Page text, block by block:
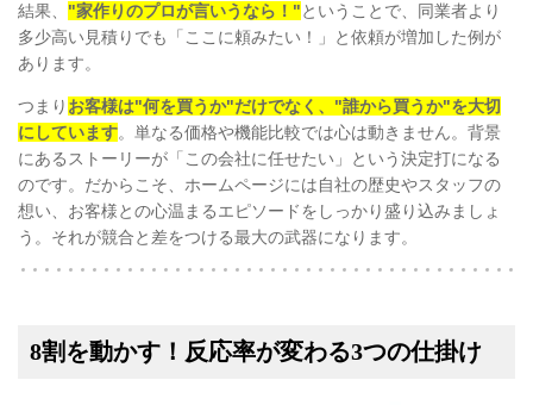
結果、 "家作りのプロが言いうなら！"ということで、同業者より
多少高い見積りでも「ここに頼みたい！」と依頼が増加した例が
あります。
つまり お客様は"何を買うか"だけでなく、"誰から買うか"を大切
にしています。単なる価格や機能比較では心は動きません。背景
にあるストーリーが「この会社に任せたい」という決定打になる
のです。だからこそ、ホームページには自社の歴史やスタッフの
想い、お客様との心温まるエピソードをしっかり盛り込みましょ
う。それが競合と差をつける最大の武器になります。
8割を動かす！反応率が変わる3つの仕掛け